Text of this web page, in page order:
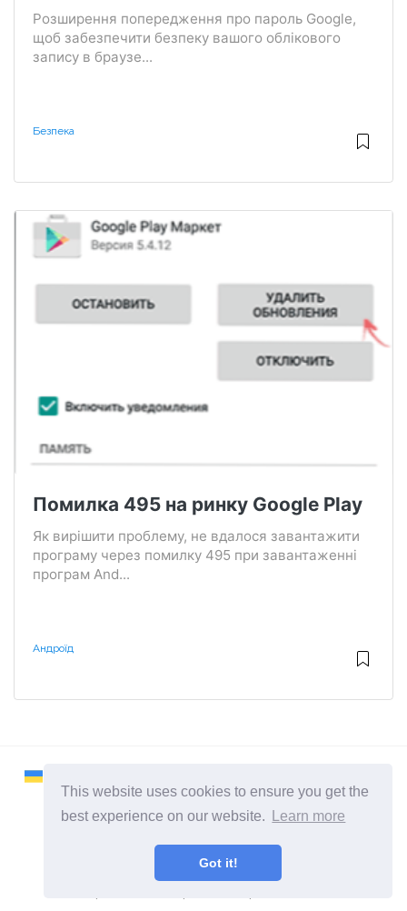
This website uses cookies to ensure you get the
best experience on our website.
Learn more
Got it!
Розширення попередження про пароль Google,
щоб забезпечити безпеку вашого облікового
запису в браузе...
Безпека
Помилка 495 на ринку Google Play
Як вирішити проблему, не вдалося завантажити
програму через помилку 495 при завантаженні
програм And...
Андроїд
2026 ©Remontcompa
всі категорії